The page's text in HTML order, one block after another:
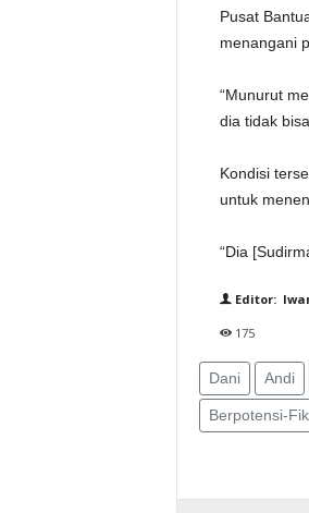
Pusat
menangani
“Munurut
dia tidak
Kondisi
untuk
“Dia
Editor:
175
Dani Andi
Berpotensi-